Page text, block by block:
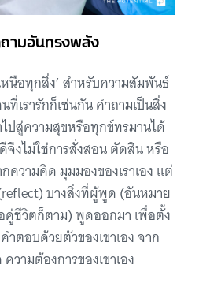
ามอันทรงพลัง
นือทุกสิ่ง’ สำหรับความสัมพันธ์
ที่เรารักก็เช่นกัน คำถามเป็นสิ่ง
สู่ความสุขหรือทุกข์ทรมานได้
จึงไม่ใช่การสั่งสอน ตัดสิน หรือ
ความคิด มุมมองของเราเอง แต่
บางสิ่งที่ผู้พูด (อันหมาย
คู่ชีวิตก็ตาม) พูดออกมา เพื่อตั้ง
ำตอบด้วยตัวของเขาเอง จาก
วามต้องการของเขาเอง